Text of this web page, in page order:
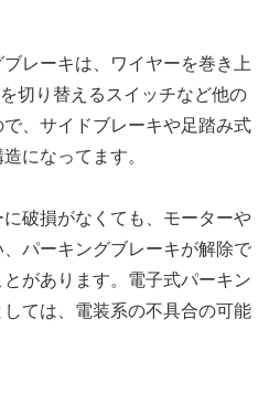
レーキは、ワイヤーを巻き上
切り替えるスイッチなど他の
、サイドブレーキや足踏み式
になってます。
破損がなくても、モーターや
パーキングブレーキが解除で
があります。電子式パーキン
ては、電装系の不具合の可能